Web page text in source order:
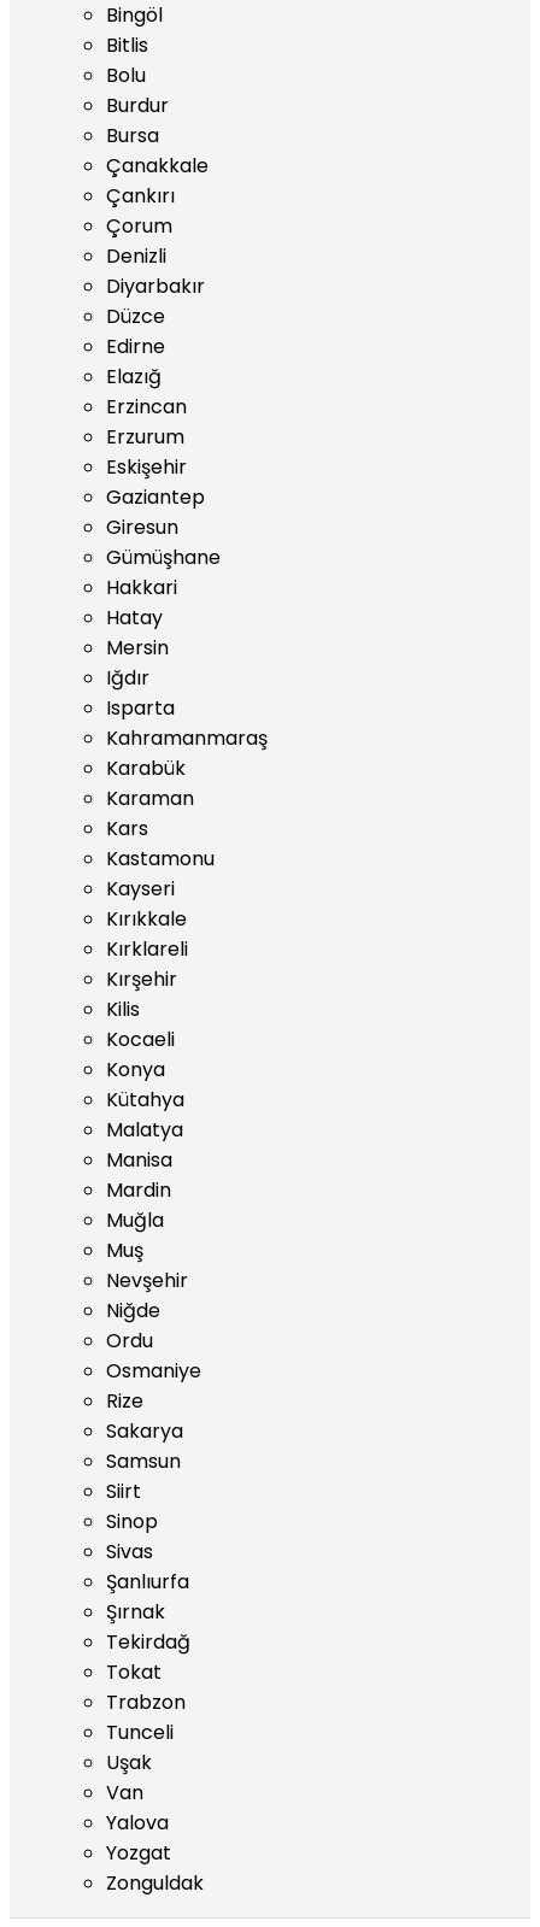
Bingöl
Bitlis
Bolu
Burdur
Bursa
Çanakkale
Çankırı
Çorum
Denizli
Diyarbakır
Düzce
Edirne
Elazığ
Erzincan
Erzurum
Eskişehir
Gaziantep
Giresun
Gümüşhane
Hakkari
Hatay
Mersin
Iğdır
Isparta
Kahramanmaraş
Karabük
Karaman
Kars
Kastamonu
Kayseri
Kırıkkale
Kırklareli
Kırşehir
Kilis
Kocaeli
Konya
Kütahya
Malatya
Manisa
Mardin
Muğla
Muş
Nevşehir
Niğde
Ordu
Osmaniye
Rize
Sakarya
Samsun
Siirt
Sinop
Sivas
Şanlıurfa
Şırnak
Tekirdağ
Tokat
Trabzon
Tunceli
Uşak
Van
Yalova
Yozgat
Zonguldak